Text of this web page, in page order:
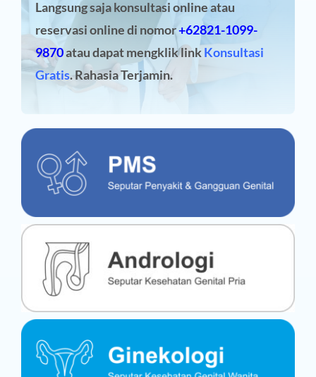
Langsung saja konsultasi online atau
reservasi onlinedi nomor+62821-1099-
9870atau dapat mengklik linkKonsultasi
Gratis. Rahasia Terjamin.